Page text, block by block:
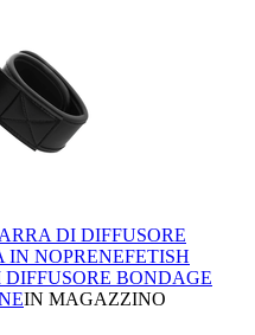
DI DIFFUSORE
IN NOPRENEFETISH
BONDAGE
IN MAGAZZINO